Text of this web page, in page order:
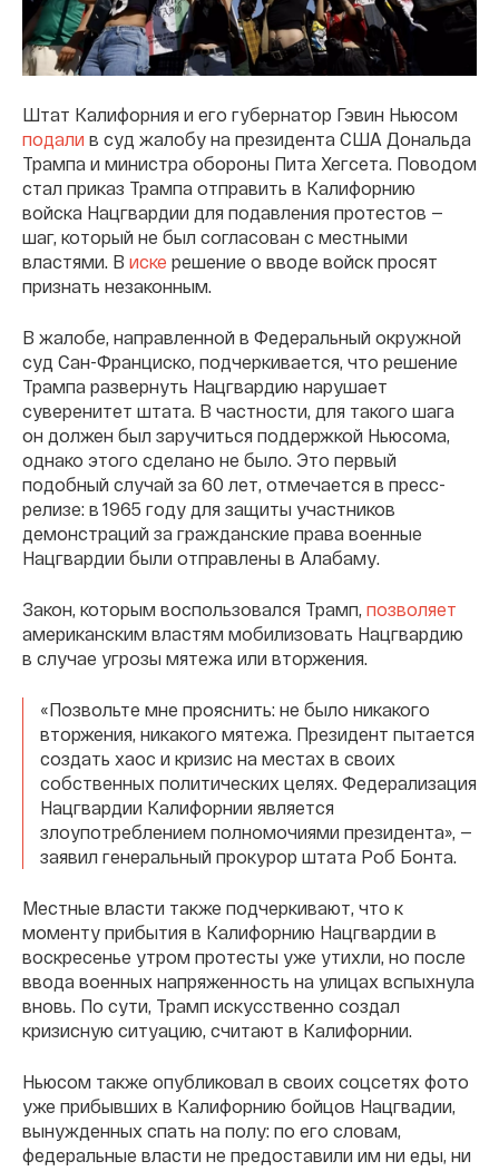
Штат Калифорния и его губернатор Гэвин Ньюсом
подали в суд жалобу на президента США Дональда
Трампа и министра обороны Пита Хегсета. Поводом
стал приказ Трампа отправить в Калифорнию
войска Нацгвардии для подавления протестов —
шаг, который не был согласован с местными
властями. В иске решение о вводе войск просят
признать незаконным.
В жалобе, направленной в Федеральный окружной
суд Сан-Франциско, подчеркивается, что решение
Трампа развернуть Нацгвардию нарушает
суверенитет штата. В частности, для такого шага
он должен был заручиться поддержкой Ньюсома,
однако этого сделано не было. Это первый
подобный случай за 60 лет, отмечается в пресс-
релизе: в 1965 году для защиты участников
демонстраций за гражданские права военные
Нацгвардии были отправлены в Алабаму.
Закон, которым воспользовался Трамп, позволяет
американским властям мобилизовать Нацгвардию
в случае угрозы мятежа или вторжения.
«Позвольте мне прояснить: не было никакого
вторжения, никакого мятежа. Президент пытается
создать хаос и кризис на местах в своих
собственных политических целях. Федерализация
Нацгвардии Калифорнии является
злоупотреблением полномочиями президента», —
заявил генеральный прокурор штата Роб Бонта.
Местные власти также подчеркивают, что к
моменту прибытия в Калифорнию Нацгвардии в
воскресенье утром протесты уже утихли, но после
ввода военных напряженность на улицах вспыхнула
вновь. По сути, Трамп искусственно создал
кризисную ситуацию, считают в Калифорнии.
Ньюсом также опубликовал в своих соцсетях фото
уже прибывших в Калифорнию бойцов Нацгвадии,
вынужденных спать на полу: по его словам,
федеральные власти не предоставили им ни еды, ни